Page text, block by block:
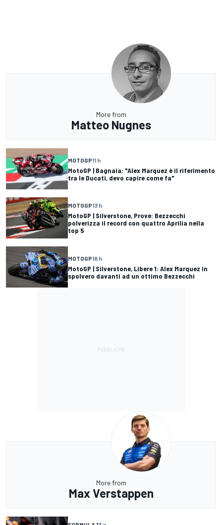
More from
Matteo Nugnes
MOTOGP11 h
MotoGP | Bagnaia: "Alex Marquez è il riferimento
tra le Ducati, devo capire come fa"
MOTOGP13 h
MotoGP | Silverstone, Prove: Bezzecchi
polverizza il record con quattro Aprilia nella
top 5
MOTOGP18 h
MotoGP | Silverstone, Libere 1: Alex Marquez in
spolvero davanti ad un ottimo Bezzecchi
More from
Max Verstappen